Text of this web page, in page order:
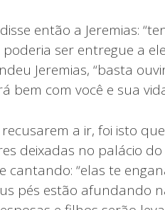
então a Jeremias:
poderia ser entregue a
Jeremias, “basta
bem com você e sua
recusarem a ir, foi isto
deixadas no palácio
cantando: “elas te
pés estão afundando